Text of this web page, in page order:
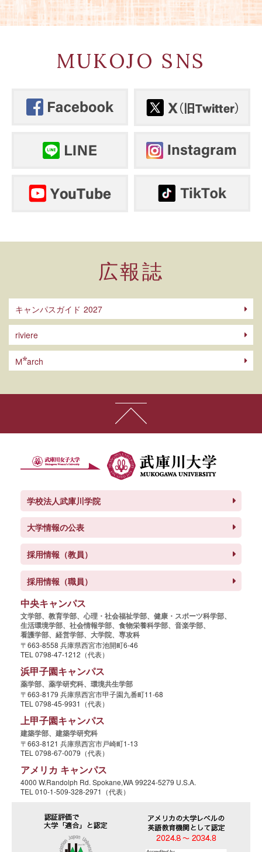
2026/07/21
ト」で本選審査員を務めました
「ローソンプロジェクト」でSAPジャパ
ンが「明石舞子団地（明舞団地）」の課
2026/07/16
力した衣料品販売イベント「武庫女
re:style マーケット」を開き、多くの学生
2026/07/16
生10人が大河原学院長と髙橋学長を表敬
2026/07/15
教育学科吉井ゼミの学生たちが、台湾の
東呉大学、立命館大学の学生と「おせ
ち」をテーマに交流しました。
「産学連携プロジェクトAWARD2025」
（ソフトバンク主催）で、武庫川女子大
学がスケール/規模感部門を受賞しまし
2026/05/22～2026/09/26開催
未経験から3ヵ月で経理人材を育成するプログラム
2026年度も「健康相談ひろば」「まちの保健室」を開催い
MUKOJO SNS
広報誌
キャンパスガイド
riviere
M arch
学校法人武庫川学院
大学情報の公表
採用情報（教員）
採用情報（職員）
中央キャンパス
文学部、 教育学部、 心理・社会福祉学部、 健康・スポーツ科学部、
生活環境学部、 社会情報学部、 食物栄養科学部、 音楽学部、
看護学部、 経営学部、 大学院、 専攻科
〒663-8558 兵庫県西宮市池開町6-46
TEL 0798-47-1212（代表）
浜甲子園キャンパス
薬学部、 薬学研究科、 環境共生学部
〒663-8179 兵庫県西宮市甲子園九番町11-68
TEL 0798-45-9931（代表）
上甲子園キャンパス
建築学部、 建築学研究科
〒663-8121 兵庫県西宮市戸崎町1-13
TEL 0798-67-0079（代表）
アメリカ キャンパス
4000 W.Randolph Rd. Spokane,WA 99224-5279 U.S.A.
TEL 010-1-509-328-2971（代表）